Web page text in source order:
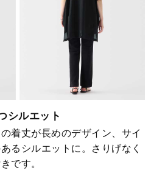
シルエット
着丈が長めのデザイン、サイ
るシルエットに。さりげなく
です。